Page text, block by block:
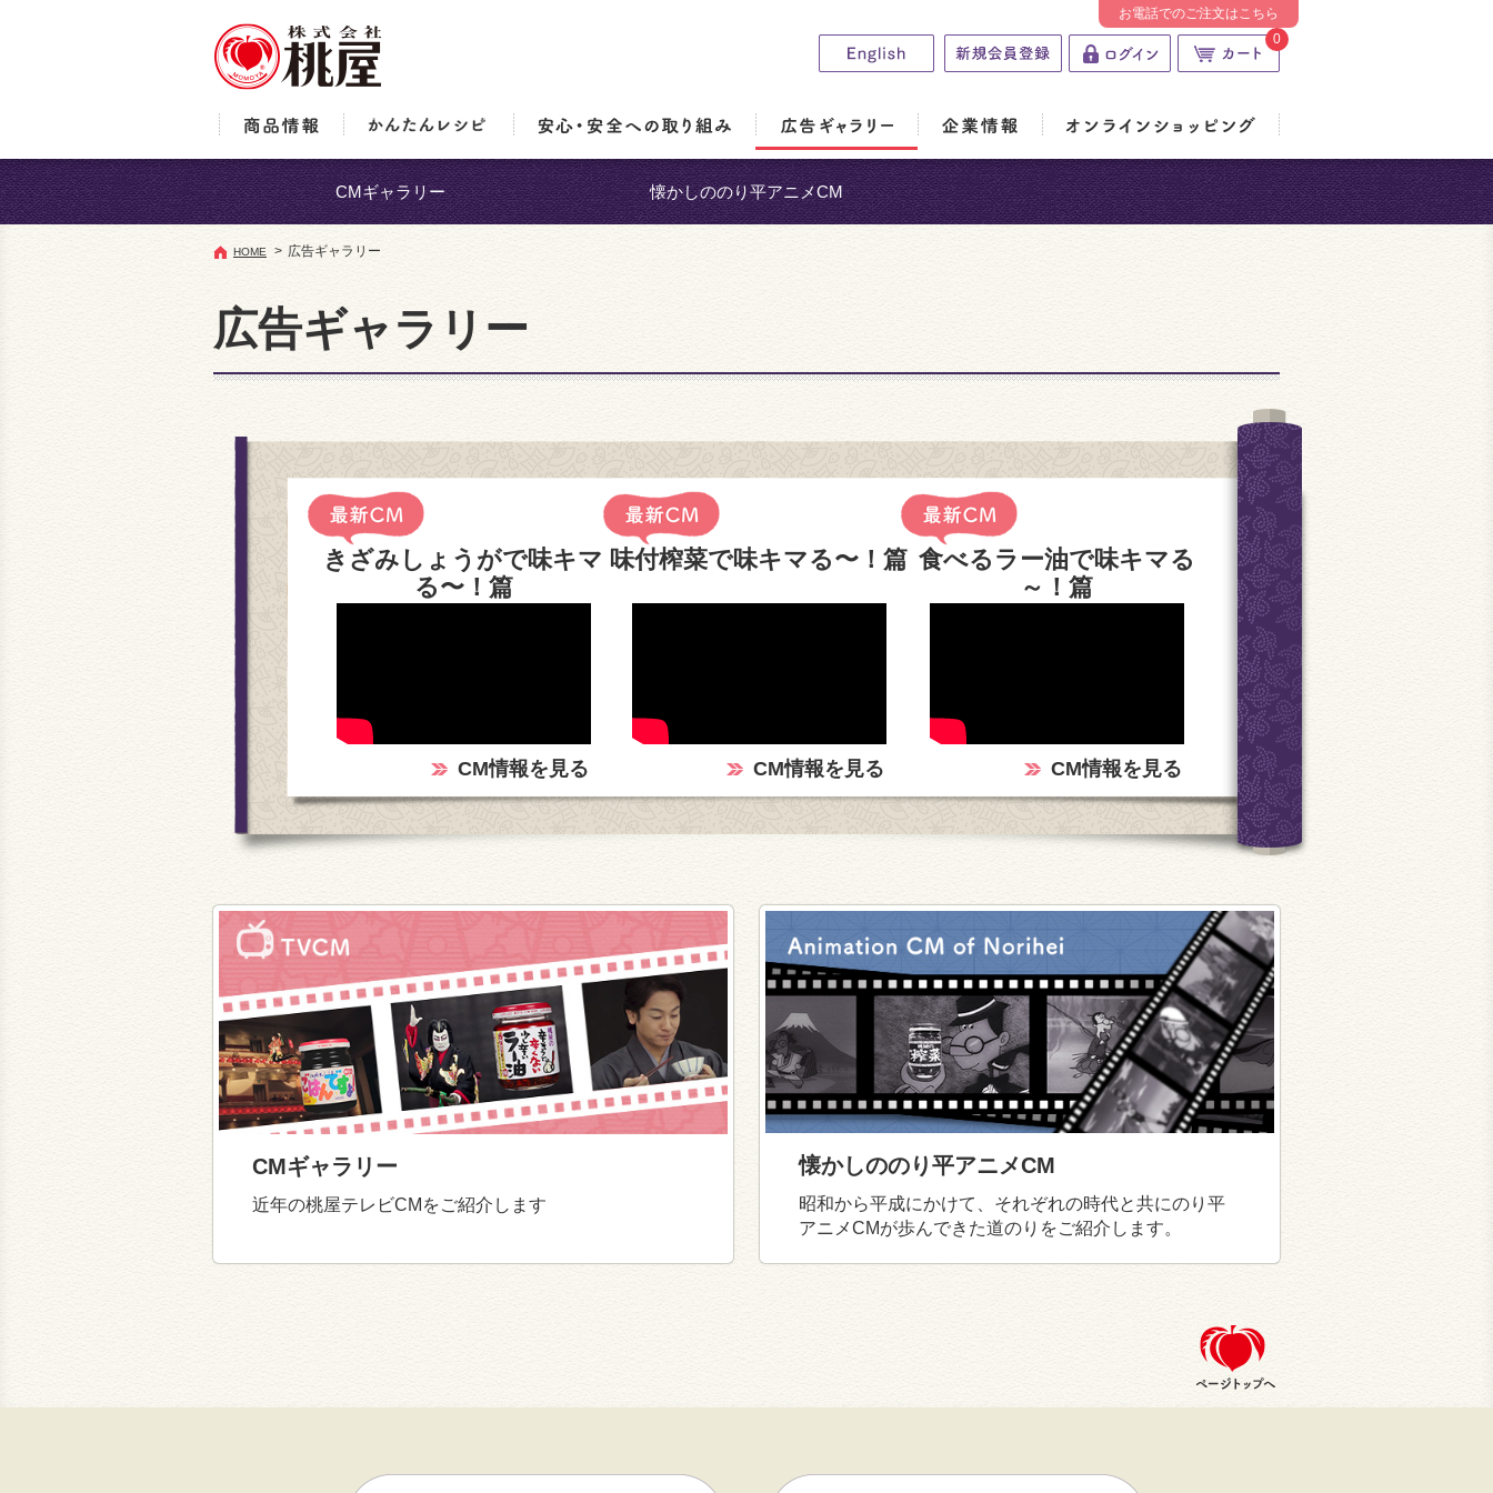
0
お電話でのご注文はこちら
CMギャラリー 懐かしののり平アニメCM
HOME > 広告ギャラリー
広告ギャラリー
きざみしょうがで味キマ
る〜！篇
CM情報を見る
味付榨菜で味キマる〜！篇
CM情報を見る
食べるラー油で味キマる
～！篇
CM情報を見る
CMギャラリー
近年の桃屋テレビCMをご紹介します
懐かしののり平アニメCM
昭和から平成にかけて、それぞれの時代と共にのり平
アニメCMが歩んできた道のりをご紹介します。